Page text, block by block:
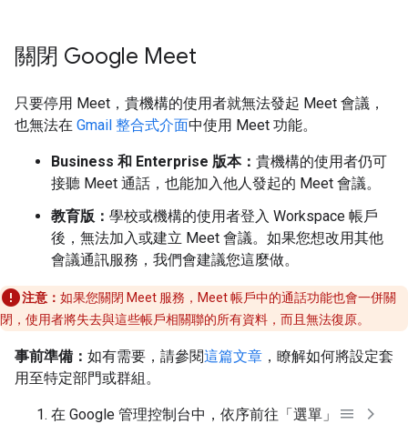
關閉 Google Meet
只要停用 Meet，貴機構的使用者就無法發起 Meet 會議，
也無法在 Gmail 整合式介面中使用 Meet 功能。
Business 和 Enterprise 版本： 貴機構的使用者仍可
接聽 Meet 通話，也能加入他人發起的 Meet 會議。
教育版： 學校或機構的使用者登入 Workspace 帳戶
後，無法加入或建立 Meet 會議。如果您想改用其他
會議通訊服務，我們會建議您這麼做。
注意： 如果您關閉 Meet 服務，Meet 帳戶中的通話功能也會一併關
閉，使用者將失去與這些帳戶相關聯的所有資料，而且無法復原。
事前準備： 如有需要，請參閱這篇文章 ，瞭解如何將設定套
用至特定部門或群組。
在 Google 管理控制台中，依序前往「選單」